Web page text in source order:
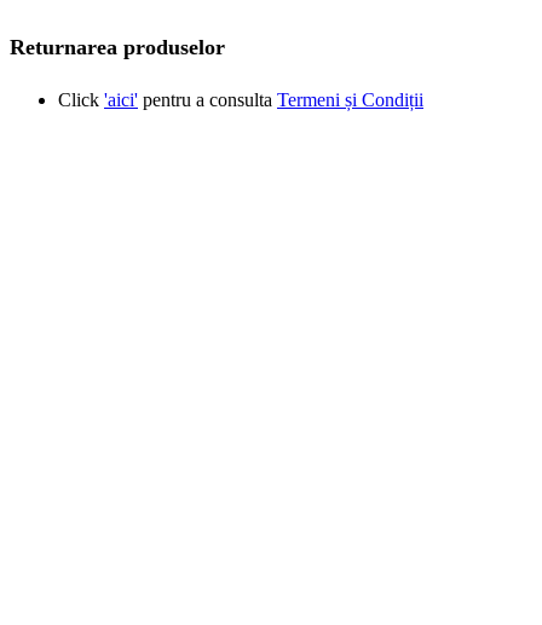
Returnarea produselor
Click 'aici' pentru a consulta Termeni și Condiții